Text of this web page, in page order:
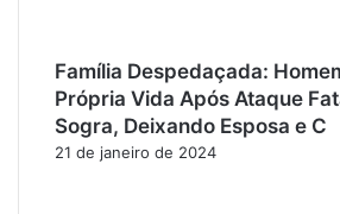
Família Despedaçada:
Própria Vida Após Ataque
Sogra, Deixando Esposa e C
21 de janeiro de 2024